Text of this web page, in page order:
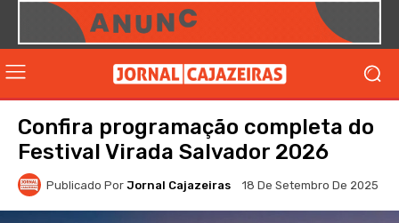
Confira programação completa do
Festival Virada Salvador 2026
Publicado Por Jornal Cajazeiras 18 De Setembro De 2025